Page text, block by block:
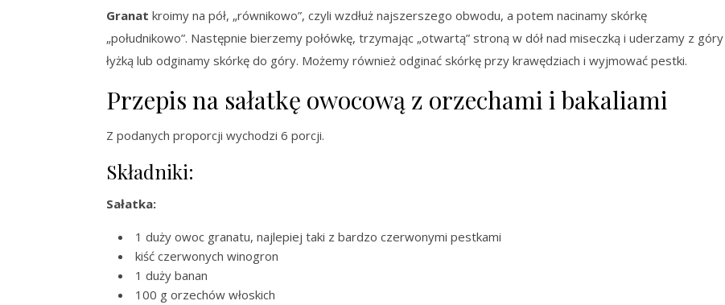
Granat kroimy na pół, „równikowo”, czyli wzdłuż najszerszego obwodu, a potem nacinamy skórkę
„południkowo”. Następnie bierzemy połówkę, trzymając „otwartą” stroną w dół nad miseczką i uderzamy z góry
łyżką lub odginamy skórkę do góry. Możemy również odginać skórkę przy krawędziach i wyjmować pestki.
Przepis na sałatkę owocową z orzechami i bakaliami
Z podanych proporcji wychodzi 6 porcji.
Składniki:
Sałatka:
1 duży owoc granatu, najlepiej taki z bardzo czerwonymi pestkami
kiść czerwonych winogron
1 duży banan
100 g orzechów włoskich